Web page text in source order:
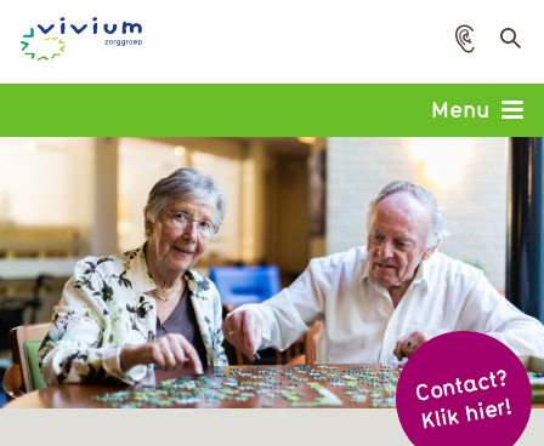
Menu
Cont
act?
Klik hier!